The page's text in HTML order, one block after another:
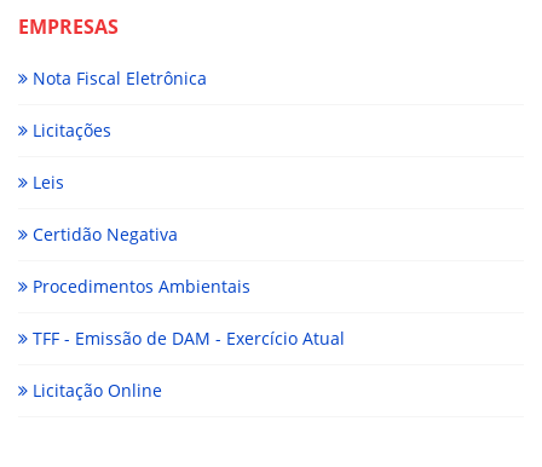
EMPRESAS
Nota Fiscal Eletrônica
Licitações
Leis
Certidão Negativa
Procedimentos Ambientais
TFF - Emissão de DAM - Exercício Atual
Licitação Online